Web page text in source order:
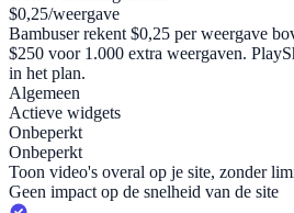
$0,25/weergave
Bambuser rekent $0,25 per weergave
$250 voor 1.000 extra weergaven.
in het plan.
Algemeen
Actieve widgets
Onbeperkt
Onbeperkt
Toon video's overal op je site, zonder
Geen impact op de snelheid van de site